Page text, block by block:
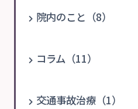
院内のこと（8）
コラム（11）
交通事故治療（1）